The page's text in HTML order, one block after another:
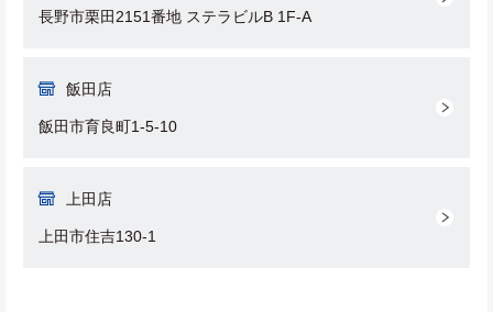
長野市栗田2151番地 ステラビルB 1F-A
飯田店
飯田市育良町1-5-10
上田店
上田市住吉130-1